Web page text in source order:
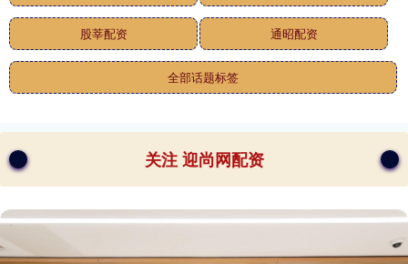
股莘配资 通昭配资
全部话题标签
关注 迎尚网配资